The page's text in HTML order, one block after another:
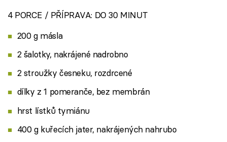
4 PORCE / PŘÍPRAVA: DO 30 MINUT
200 g másla
2 šalotky, nakrájené nadrobno
2 stroužky česneku, rozdrcené
dílky z 1 pomeranče, bez membrán
hrst lístků tymiánu
400 g kuřecích jater, nakrájených nahrubo